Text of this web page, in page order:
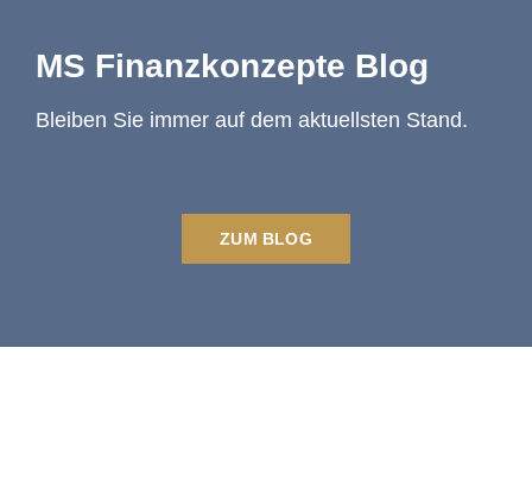
MS Finanzkonzepte Blog
Bleiben Sie immer auf dem aktuellsten Stand.
ZUM BLOG